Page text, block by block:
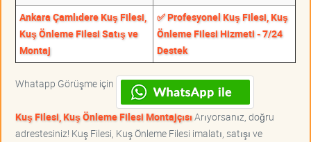
Ankara Çamlıdere Kuş Filesi,
Kuş Önleme Filesi Satış ve
Montaj
✅ Profesyonel Kuş Filesi, Kuş
Önleme Filesi Hizmeti - 7/24
Destek
Whatapp Görüşme için
Kuş Filesi, Kuş Önleme Filesi MontajçısıArıyorsanız, doğru
adrestesiniz! Kuş Filesi, Kuş Önleme Filesi imalatı, satışı ve